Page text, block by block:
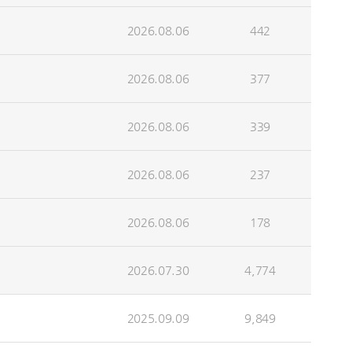
2026.08.06 442
2026.08.06 377
2026.08.06 339
2026.08.06 237
2026.08.06 178
2026.07.30 4,774
2025.09.09 9,849